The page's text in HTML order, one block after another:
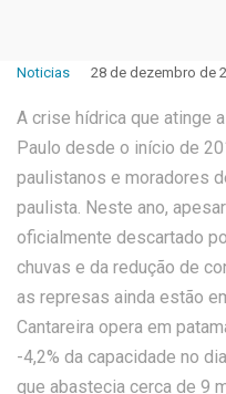
Noticias 28 de dezembro de
A crise hídrica que atinge
Paulo desde o início de
paulistanos e moradores
paulista. Neste ano,
oficialmente descartado
chuvas e da redução de
as represas ainda estão
Cantareira opera em
-4,2% da capacidade no
que abastecia cerca de 9